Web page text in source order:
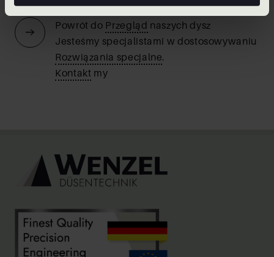
Powrót do Przegląd naszych dysz
Jesteśmy specjalistami w dostosowywaniu
Rozwiązania specjalne.
Kontakt my